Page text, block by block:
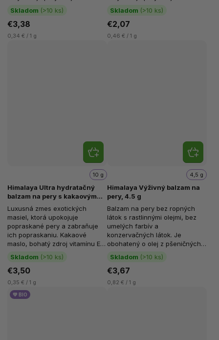
Skladom (>10 ks)
€3,38
0,34 € / 1 g
marhuľových jadier upokojuje...
Skladom (>10 ks)
€2,07
0,46 € / 1 g
marhuľových jadier upokojuje...
Himalaya Ultra hydratačný
balzam na pery s kakaovým
maslom, 10 g
Skladom (>10 ks)
10 g
€3,50
0,35 € / 1 g
Luxusná zmes exotických
masiel, ktorá upokojuje
popraskané pery a zabraňuje
ich popraskaniu. Kakaové
maslo, bohatý zdroj vitamínu E,
upokojuje a hydratuje pery.
Maslo zo šorey...
Himalaya Výživný balzam na
pery, 4.5 g
Skladom (>10 ks)
4,5 g
€3,67
0,82 € / 1 g
Balzam na pery bez ropných
látok s rastlinnými olejmi, bez
umelých farbív a
konzervačných látok. Je
obohatený o olej z pšeničných
klíčkov, bohatý zdroj prírodného
vitamínu E,...
💚 BIO